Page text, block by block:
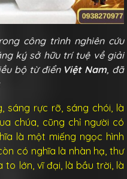
công trình nghiên cứu
ký sở hữu trí tuệ về giải
bộ từ điển Việt Nam, đã
sáng rực rỡ, sáng chói, là
chúa, cũng chỉ người có
là một miếng ngọc hình
có nghĩa là nhàn hạ, thư
to lớn, vĩ đại, là bầu trời, là